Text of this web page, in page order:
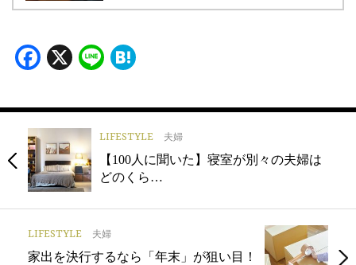
Facebook
X Line
LIFESTYLE 夫婦
【100人に聞いた】寝室が別々の夫婦は
どのくら…
LIFESTYLE 夫婦
家出を決行するなら「年末」が狙い目！